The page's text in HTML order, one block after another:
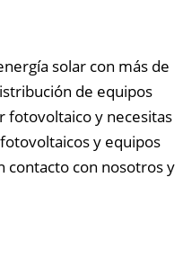
solar con más de
de equipos
fotovoltaico y necesitas
y equipos
contacto con nosotros y